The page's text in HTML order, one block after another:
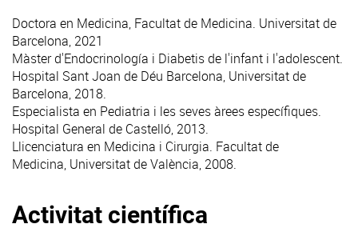
Doctora en Medicina, Facultat de Medicina. Universitat de
Barcelona, 2021
Màster d'Endocrinología i Diabetis de l'infant i l'adolescent.
Hospital Sant Joan de Déu Barcelona, Universitat de
Barcelona, 2018.
Especialista en Pediatria i les seves àrees específiques.
Hospital General de Castelló, 2013.
Llicenciatura en Medicina i Cirurgia. Facultat de
Medicina, Universitat de València, 2008.
Activitat científica